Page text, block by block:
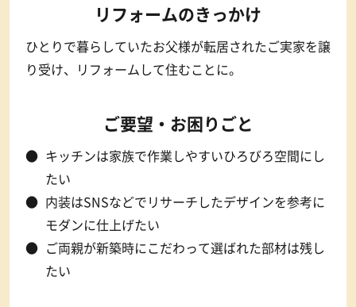
リフォームのきっかけ
ひとりで暮らしていたお父様が転居されたご実家を譲
り受け、
リフォームして住むことに。
ご要望・お困りごと
キッチンは家族で作業しやすいひろびろ空間にし
たい
内装はSNSなどでリサーチしたデザインを参考に
モダンに仕上げたい
ご両親が新築時にこだわって選ばれた部材は残し
たい